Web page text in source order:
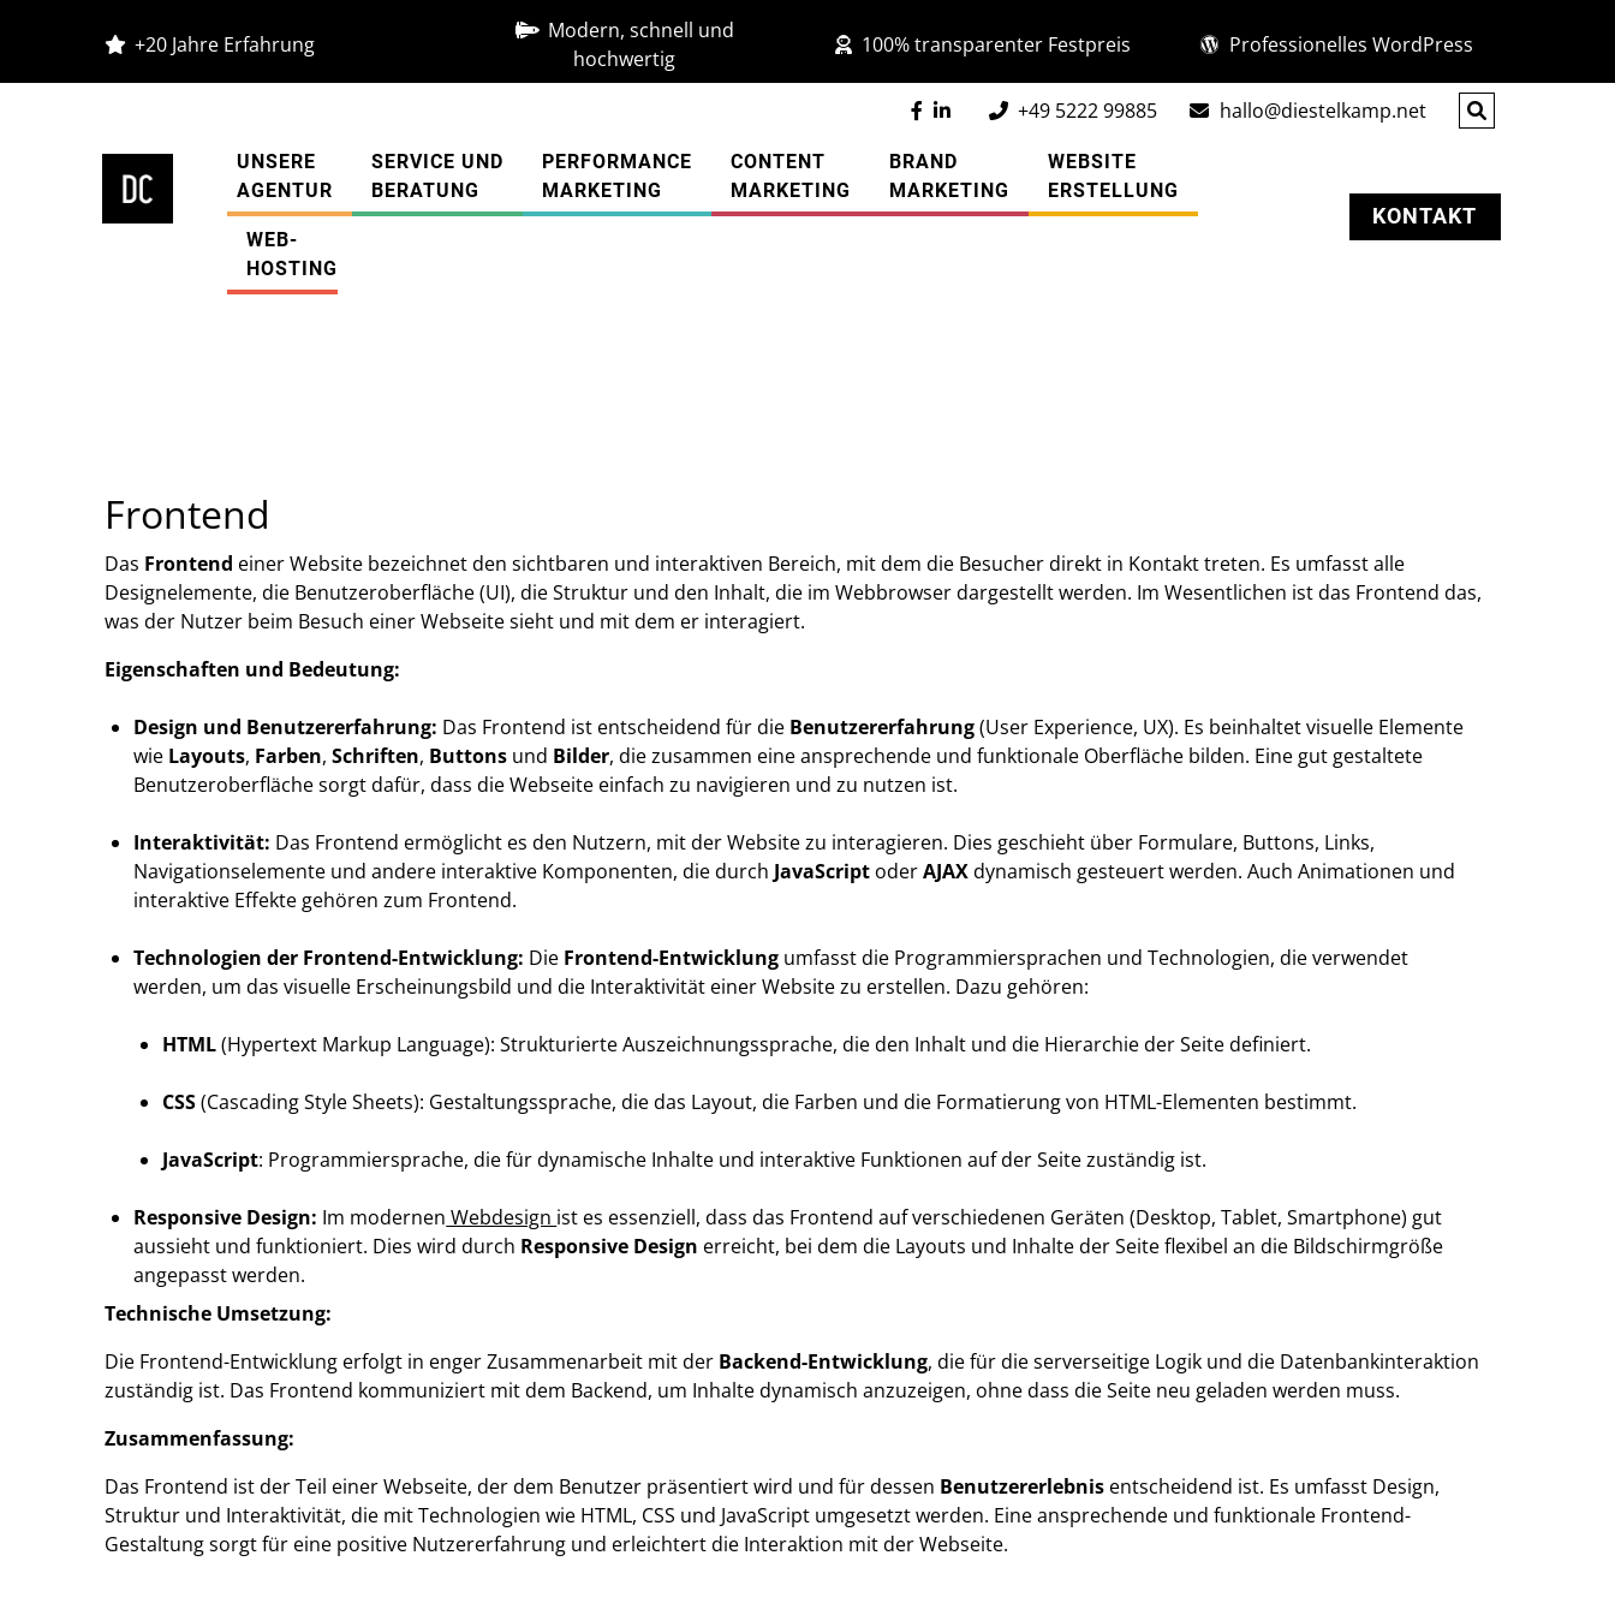
+20 Jahre Erfahrung
Modern, schnell und
hochwertig
100% transparenter Festpreis Professionelles WordPress
+49 5222 99885 hallo@diestelkamp.net
UNSERE
AGENTUR
SERVICE UND
BERATUNG
PERFORMANCE
MARKETING
CONTENT
MARKETING
BRAND
MARKETING
WEBSITE
ERSTELLUNG
WEB-
HOSTING
KONTAKT
Diestelkamp Agentur»
Frontend
Das Frontend einer Website bezeichnet den sichtbaren und interaktiven Bereich, mit dem die Besucher direkt in Kontakt treten. Es umfasst alle
Designelemente, die Benutzeroberfläche (UI), die Struktur und den Inhalt, die im Webbrowser dargestellt werden. Im Wesentlichen ist das Frontend das,
was der Nutzer beim Besuch einer Webseite sieht und mit dem er interagiert.
Eigenschaften und Bedeutung:
Design und Benutzererfahrung: Das Frontend ist entscheidend für die Benutzererfahrung(User Experience, UX). Es beinhaltet visuelle Elemente
wie Layouts, Farben,Schriften, Buttons und Bilder, die zusammen eine ansprechende und funktionale Oberfläche bilden. Eine gut gestaltete
Benutzeroberfläche sorgt dafür, dass die Webseite einfach zu navigieren und zu nutzen ist.
Interaktivität: Das Frontend ermöglicht es den Nutzern, mit der Website zu interagieren. Dies geschieht über Formulare, Buttons, Links,
Navigationselemente und andere interaktive Komponenten, die durch JavaScript oderAJAXdynamisch gesteuert werden. Auch Animationen und
interaktive Effekte gehören zum Frontend.
Technologien der Frontend-Entwicklung: Die Frontend-Entwicklung umfasst die Programmiersprachen und Technologien, die verwendet
werden, um das visuelle Erscheinungsbild und die Interaktivität einer Website zu erstellen. Dazu gehören:
HTML(Hypertext Markup Language): Strukturierte Auszeichnungssprache, die den Inhalt und die Hierarchie der Seite definiert.
CSS(Cascading Style Sheets): Gestaltungssprache, die das Layout, die Farben und die Formatierung von HTML-Elementen bestimmt.
JavaScript: Programmiersprache, die für dynamische Inhalte und interaktive Funktionen auf der Seite zuständig ist.
Responsive Design: Im modernen Webdesign ist es essenziell, dass das Frontend auf verschiedenen Geräten (Desktop, Tablet, Smartphone) gut
aussieht und funktioniert. Dies wird durch Responsive Design erreicht, bei dem die Layouts und Inhalte der Seite flexibel an die Bildschirmgröße
angepasst werden.
Technische Umsetzung:
Die Frontend-Entwicklung erfolgt in enger Zusammenarbeit mit der Backend-Entwicklung, die für die serverseitige Logik und die Datenbankinteraktion
zuständig ist. Das Frontend kommuniziert mit dem Backend, um Inhalte dynamisch anzuzeigen, ohne dass die Seite neu geladen werden muss.
Zusammenfassung:
Das Frontend ist der Teil einer Webseite, der dem Benutzer präsentiert wird und für dessen Benutzererlebnis entscheidend ist. Es umfasst Design,
Struktur und Interaktivität, die mit Technologien wie HTML, CSS und JavaScript umgesetzt werden. Eine ansprechende und funktionale Frontend-
Gestaltung sorgt für eine positive Nutzererfahrung und erleichtert die Interaktion mit der Webseite.